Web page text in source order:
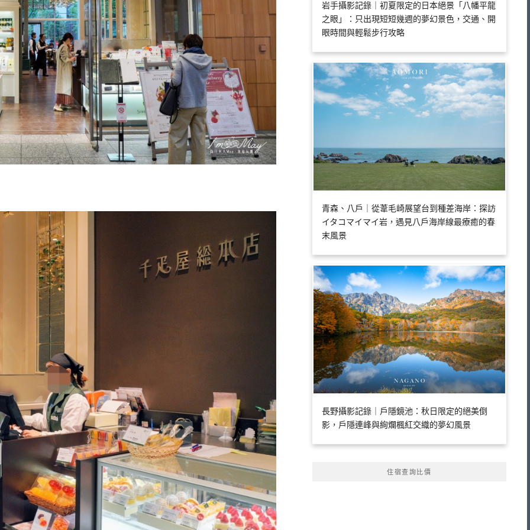
岩手攝影記錄｜初夏限定的日本絕景「八幡平龍
之眼」：只出現短短幾週的夢幻景色，交通、開
眼時間與輕鬆步行攻略
青森、八戶｜從葦毛崎展望台到種差海岸：探訪
イタコマイマイ岩，遇見八戶海岸線最療癒的春
末風景
長野攝影記錄｜戶隱鏡池：秋日限定的絕美倒
影，戶隱連峰與絢爛楓紅交織的夢幻風景
住宿查詢比價